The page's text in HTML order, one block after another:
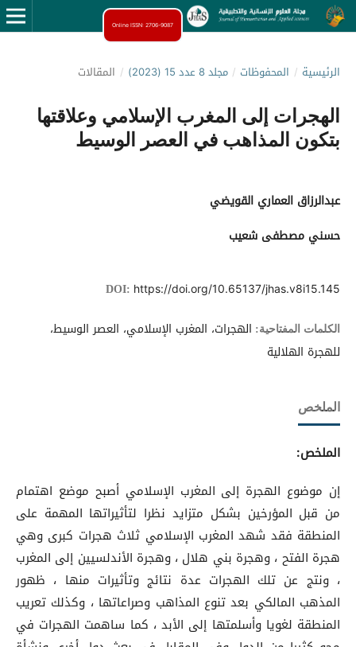
Online ISSN: 2706-9087
الرئيسية / المحفوظات / مجلد 8 عدد 15 (2023) / المقالات
الهجرات إلى المغرب الإسلامي وعلاقتها
بتكون المذاهب في العصر الوسيط
عبدالرزاق العماري القويضي
حسني مصطفى شعيب
DOI: https://doi.org/10.65137/jhas.v8i15.145
الكلمات المفتاحية: الهجرات، المغرب الإسلامي، العصر الوسيط،
للهجرة الهلالية
الملخص
الملخص:
إن موضوع الهجرة إلى المغرب الإسلامي أصبح موضع اهتمام
من قبل المؤرخين بشكل متزايد نظرا لتأثيراتها المهمة على
المنطقة فقد شهد المغرب الإسلامي ثلاث هجرات كبرى وهي
هجرة الفتح ، وهجرة بني هلال ، وهجرة الأندلسيين إلى المغرب
، ونتج عن تلك الهجرات عدة نتائج وتأثيرات منها ، ظهور
المذهب المالكي بعد تنوع المذاهب وصراعاتها ، وكذلك تعريب
المنطقة لغويا وأسلمتها إلى الأبد ، كما ساهمت الهجرات في